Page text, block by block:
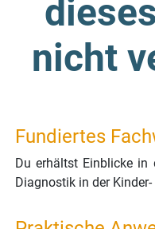
nicht
Fundiertes
Du erhältst Einblicke in
Diagnostik in der